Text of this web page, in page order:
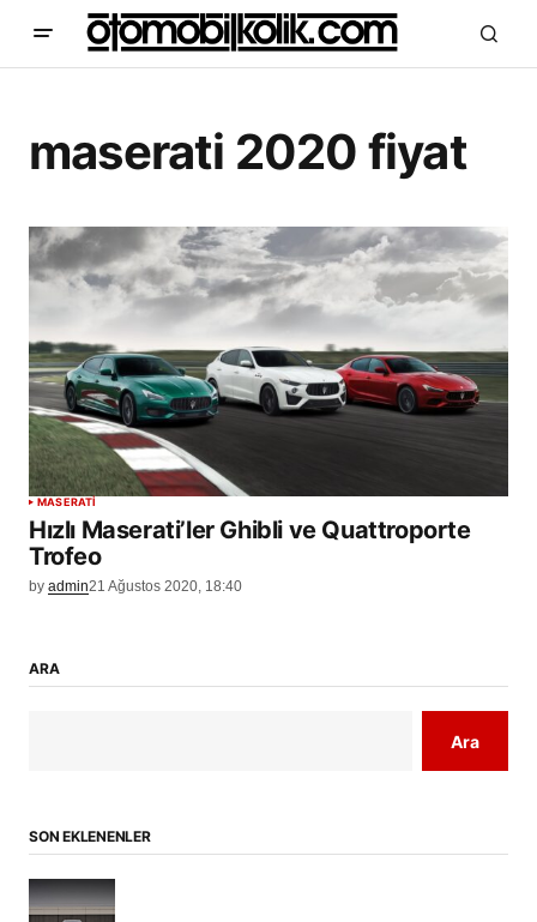
maserati 2020 fiyat
MASERATI
Hızlı Maserati’ler Ghibli ve Quattroporte
Trofeo
by admin21 Ağustos 2020, 18:40
ARA
Ara
SON EKLENENLER